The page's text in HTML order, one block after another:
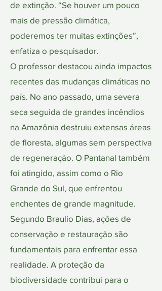
de extinção. “Se houver um pouco
mais de pressão climática,
poderemos ter muitas extinções”,
enfatiza o pesquisador.
O professor destacou ainda impactos
recentes das mudanças climáticas no
país. No ano passado, uma severa
seca seguida de grandes incêndios
na Amazônia destruiu extensas áreas
de floresta, algumas sem perspectiva
de regeneração. O Pantanal também
foi atingido, assim como o Rio
Grande do Sul, que enfrentou
enchentes de grande magnitude.
Segundo Braulio Dias, ações de
conservação e restauração são
fundamentais para enfrentar essa
realidade. A proteção da
biodiversidade contribui para o